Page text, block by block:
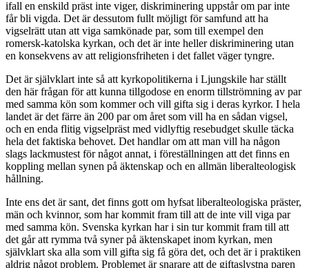
ifall en enskild präst inte viger, diskriminering uppstår om par inte
får bli vigda. Det är dessutom fullt möjligt för samfund att ha
vigselrätt utan att viga samkönade par, som till exempel den
romersk-katolska kyrkan, och det är inte heller diskriminering utan
en konsekvens av att religionsfriheten i det fallet väger tyngre.
Det är självklart inte så att kyrkopolitikerna i Ljungskile har ställt
den här frågan för att kunna tillgodose en enorm tillströmning av par
med samma kön som kommer och vill gifta sig i deras kyrkor. I hela
landet är det färre än 200 par om året som vill ha en sådan vigsel,
och en enda flitig vigselpräst med vidlyftig resebudget skulle täcka
hela det faktiska behovet. Det handlar om att man vill ha någon
slags lackmustest för något annat, i föreställningen att det finns en
koppling mellan synen på äktenskap och en allmän liberalteologisk
hållning.
Inte ens det är sant, det finns gott om hyfsat liberalteologiska präster,
män och kvinnor, som har kommit fram till att de inte vill viga par
med samma kön. Svenska kyrkan har i sin tur kommit fram till att
det går att rymma två syner på äktenskapet inom kyrkan, men
självklart ska alla som vill gifta sig få göra det, och det är i praktiken
aldrig något problem. Problemet är snarare att de giftaslystna paren